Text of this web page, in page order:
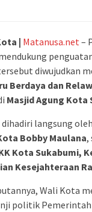
| Matanusa.net –
diwujudkan
Berdaya dan
Masjid Agung Kota
langsung oleh
Bobby Maulana,
Kota Sukabumi,
Kesejahteraan
Wali Kota
politik